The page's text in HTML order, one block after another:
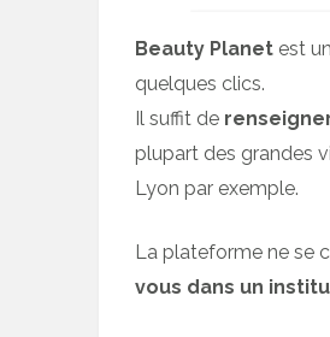
Beauty Planet est
quelques clics.
Il suffit de
plupart des grandes
Lyon par exemple.
La plateforme ne se
vous dans un